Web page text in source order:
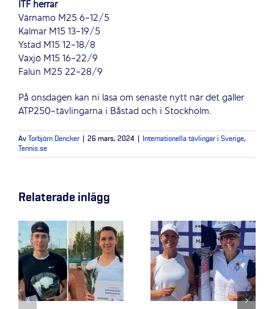
ITF herrar
Värnamo M25 6-12/5
Kalmar M15 13-19/5
Ystad M15 12-18/8
Växjö M15 16-22/9
Falun M25 22-28/9
På onsdagen kan ni läsa om senaste nytt när det gäller
ATP250-tävlingarna i Båstad och i Stockholm.
Av Torbjörn Dencker 26 mars, 2024 Internationella tävlingar i Sverige,
Tennis.se
Relaterade inlägg